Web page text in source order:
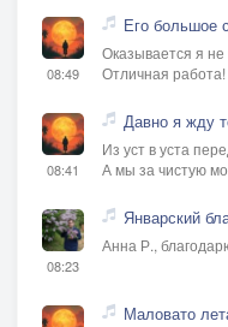
08:49
Его большое
Оказывается я
Отличная
08:41
Давно я жду
Из уст в уста
А мы за чистую
08:23
Январский
Анна Р.,
Маловато